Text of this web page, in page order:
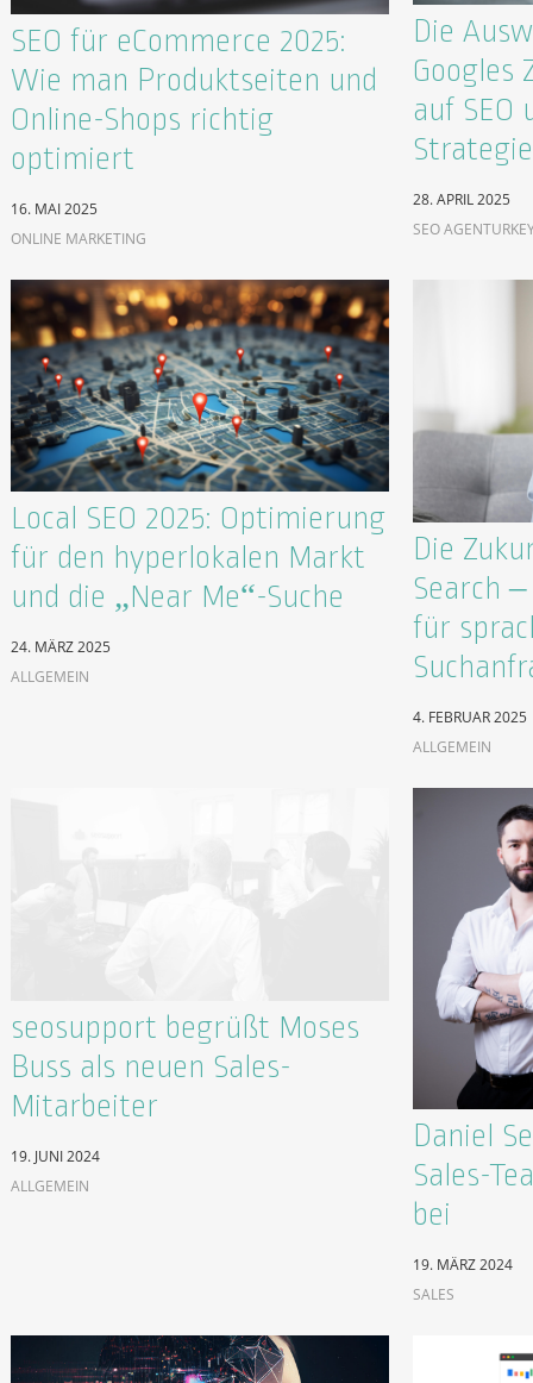
SEO für eCommerce 2025:
Wie man Produktseiten und
Online-Shops richtig
optimiert
16. MAI 2025
ONLINE MARKETING
Die
Googles
auf SEO
28. APRIL 2025
SEO AGENTUR
Local SEO 2025: Optimierung
für den hyperlokalen Markt
und die „Near Me“-Suche
24. MÄRZ 2025
ALLGEMEIN
Die
Search
für
4. FEBRUAR 2025
ALLGEMEIN
seosupport begrüßt Moses
Buss als neuen Sales-
Mitarbeiter
19. JUNI 2024
ALLGEMEIN
Daniel
Sales-
bei
19. MÄRZ 2024
SALES